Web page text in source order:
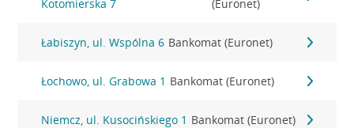
Kotomierska 7
(Euronet)
Łabiszyn, ul. Wspólna 6 Bankomat (Euronet)
Łochowo, ul. Grabowa 1 Bankomat (Euronet)
Niemcz, ul. Kusocińskiego 1 Bankomat (Euronet)